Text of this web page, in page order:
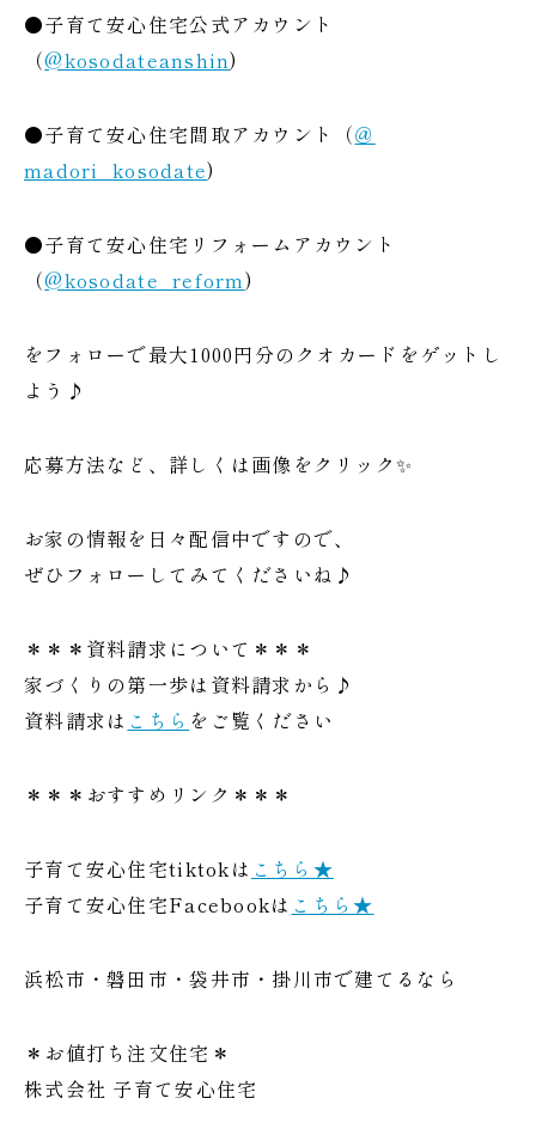
●子育て安心住宅公式アカウント
（@kosodateanshin)
●子育て安心住宅間取アカウント（＠
madori_kosodate)
●子育て安心住宅リフォームアカウント
（@kosodate_reform)
をフォローで最大1000円分のクオカードをゲットし
よう♪
応募方法など、詳しくは画像をクリック✨
お家の情報を日々配信中ですので、
ぜひフォローしてみてくださいね♪
＊＊＊資料請求について＊＊＊
家づくりの第一歩は資料請求から♪
資料請求は こちら をご覧ください
＊＊＊おすすめリンク＊＊＊
子育て安心住宅tiktokは こちら★
子育て安心住宅Facebookは こちら★
浜松市・磐田市・袋井市・掛川市で建てるなら
＊お値打ち注文住宅＊
株式会社 子育て安心住宅